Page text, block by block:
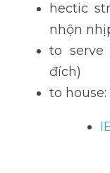
hectic
nhộn
to
đích)
to